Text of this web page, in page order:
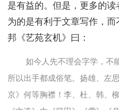
是有益的。但是，更多的读
为的是有利于文章写作，
邦《艺苑玄机》曰：
如今人先不理会字学，不
所以出手都成俗笔。扬雄、左
京》何等胸襟！李、杜、韩、